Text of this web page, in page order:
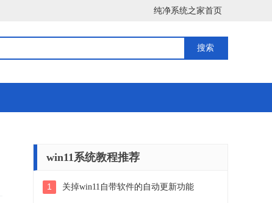
纯净系统之家首页
win11系统教程推荐
1 关掉win11自带软件的自动更新功能